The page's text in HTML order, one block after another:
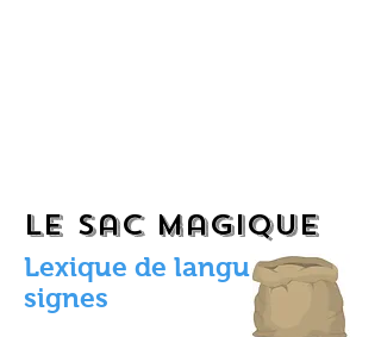
le sac magique
Lexique de langue des
signes